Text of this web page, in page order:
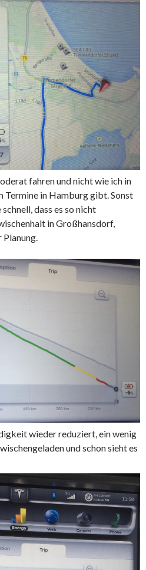
fahren und nicht wie ich in
Termine in Hamburg gibt. Sonst
dass es so nicht
in Großhansdorf,
wieder reduziert, ein wenig
und schon sieht es